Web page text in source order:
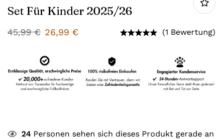
Set Für Kinder 2025/26
45,99€ 26,99 € (1 Bewertung)
24 Personen sehen sich dieses Produkt gerade an